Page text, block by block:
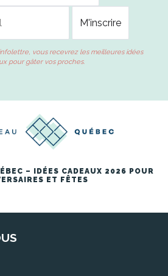
vous recevrez les meilleures idées
pour gâter vos proches.
– IDÉES CADEAUX 2026 POUR
ET FÊTES